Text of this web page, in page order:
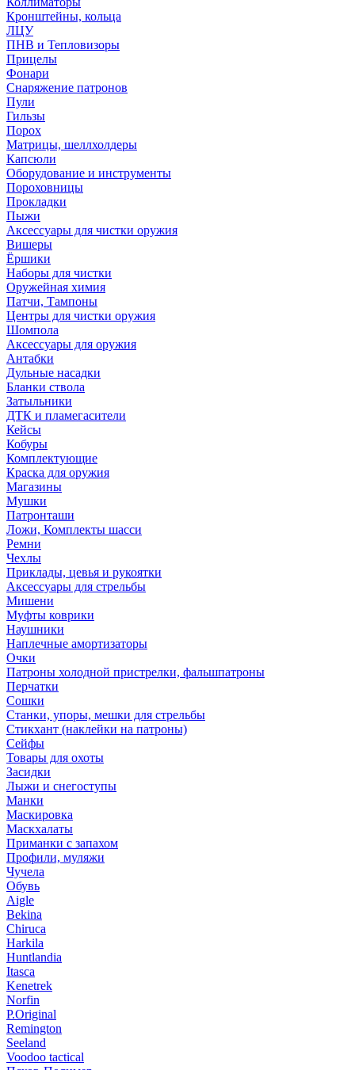
Кронштейны, кольца
ЛЦУ
ПНВ и Тепловизоры
Прицелы
Фонари
Снаряжение патронов
Пули
Гильзы
Порох
Матрицы, шеллхолдеры
Капсюли
Оборудование и инструменты
Пороховницы
Прокладки
Пыжи
Аксессуары для чистки оружия
Вишеры
Ёршики
Наборы для чистки
Оружейная химия
Патчи, Тампоны
Центры для чистки оружия
Шомпола
Аксессуары для оружия
Антабки
Дульные насадки
Бланки ствола
Затыльники
ДТК и пламегасители
Кейсы
Кобуры
Комплектующие
Краска для оружия
Магазины
Мушки
Патронташи
Ложи, Комплекты шасси
Ремни
Чехлы
Приклады, цевья и рукоятки
Аксессуары для стрельбы
Мишени
Муфты коврики
Наушники
Наплечные амортизаторы
Очки
Патроны холодной пристрелки, фальшпатроны
Перчатки
Сошки
Станки, упоры, мешки для стрельбы
Стикхант (наклейки на патроны)
Сейфы
Товары для охоты
Засидки
Лыжи и снегоступы
Манки
Маскировка
Маскхалаты
Приманки с запахом
Профили, муляжи
Чучела
Обувь
Aigle
Bekina
Chiruсa
Harkila
Huntlandia
Itasca
Kenetrek
Norfin
P.Original
Remington
Seeland
Voodoo tactical